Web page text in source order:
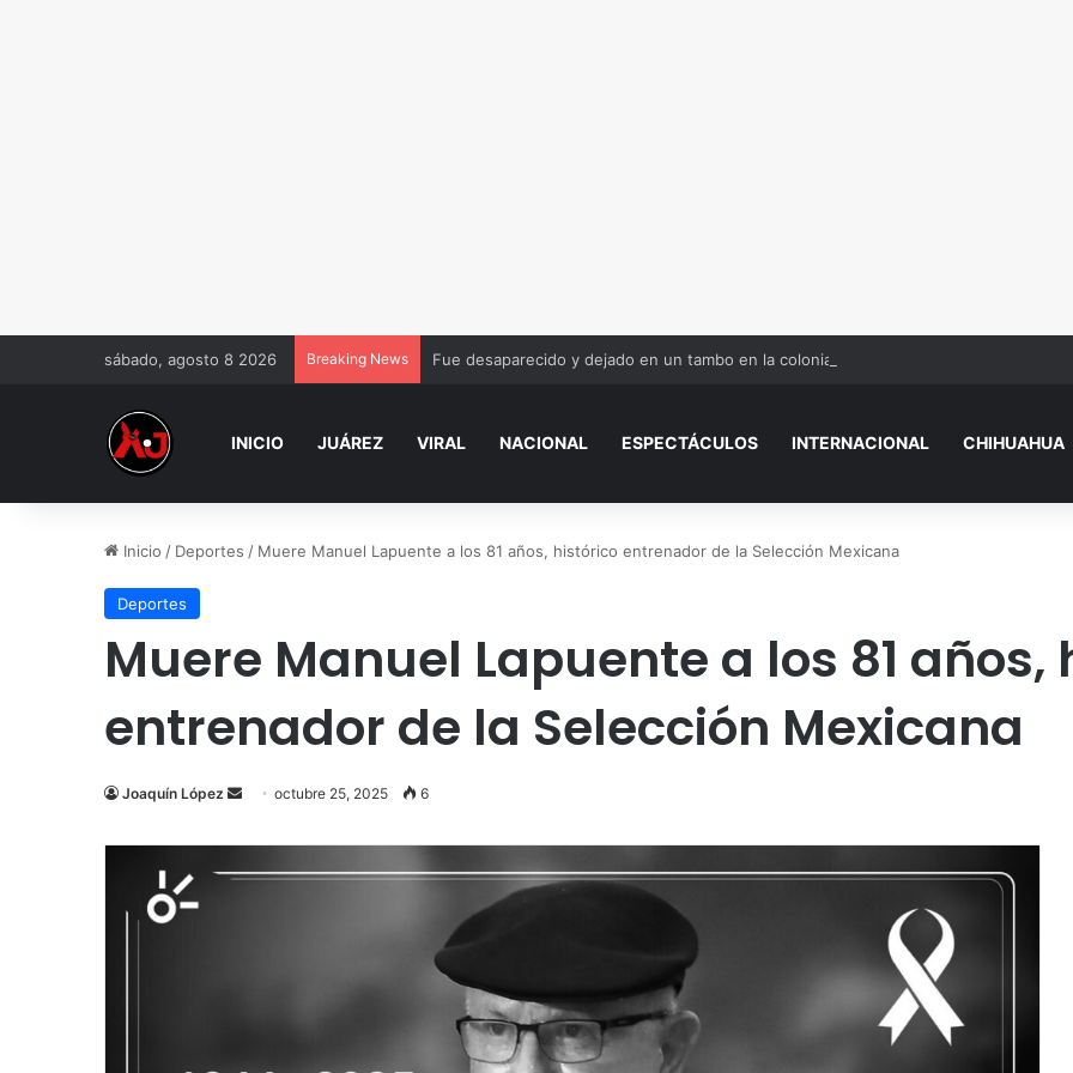
sábado, agosto 8 2026 Breaking News Fue desaparecido y dejado en un tambo en la colonia Olivia Espinoza
INICIO JUÁREZ VIRAL NACIONAL ESPECTÁCULOS INTERNACIONAL CHIHUAHUA
Inicio / Deportes / Muere Manuel Lapuente a los 81 años, histórico entrenador de la Selección Mexicana
Deportes
Muere Manuel Lapuente a los 81 años,
entrenador de la Selección Mexicana
Joaquín López
Send
email
octubre 25, 2025 6